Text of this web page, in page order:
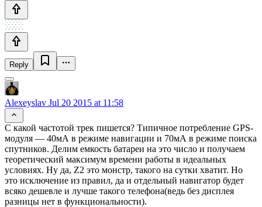
Reply
Alexeyslav Jul 20 2015 at 11:58
С какой частотой трек пишется? Типичное потребление GPS-
модуля — 40мА в режиме навигации и 70мА в режиме поиска
спутников. Делим емкость батареи на это число и получаем
теоретический максимум времени работы в идеальных
условиях. Ну да, Z2 это монстр, такого на сутки хватит. Но
это исключение из правил, да и отдельный навигатор будет
всяко дешевле и лучше такого телефона(ведь без дисплея
разницы нет в функциональности).